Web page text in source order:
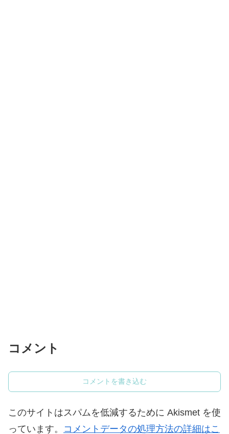
コメント
コメントを書き込む
このサイトはスパムを低減するために Akismet を使
っています。 コメントデータの処理方法の詳細はこ